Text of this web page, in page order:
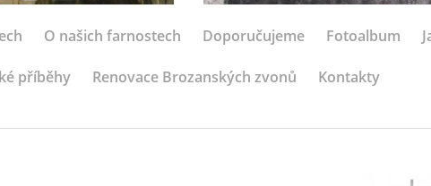
O našich farnostech Doporučujeme Fotoalbum
příběhy Renovace Brozanských zvonů Kontakty